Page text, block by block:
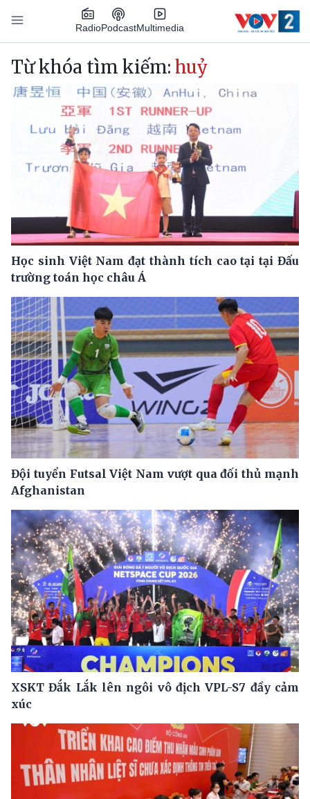
Nhảy đến nội dung
RadioPodcastMultimedia
Main navigation
Từ khóa tìm kiếm: huỷ
Học sinh Việt Nam đạt thành tích cao tại tại Đấu
trường toán học châu Á
Đội tuyển Futsal Việt Nam vượt qua đối thủ mạnh
Afghanistan
XSKT Đắk Lắk lên ngôi vô địch VPL-S7 đầy cảm
xúc